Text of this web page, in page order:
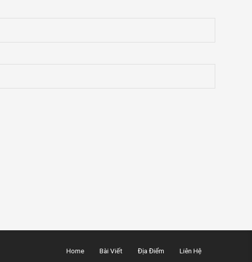
Home Bài Viết Địa Điểm Liên Hệ